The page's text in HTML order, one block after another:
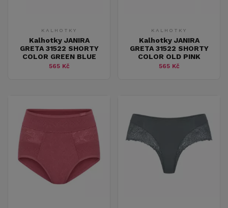
KALHOTKY
Kalhotky JANIRA
GRETA 31522 SHORTY
COLOR GREEN BLUE
565 Kč
KALHOTKY
Kalhotky JANIRA
GRETA 31522 SHORTY
COLOR OLD PINK
565 Kč